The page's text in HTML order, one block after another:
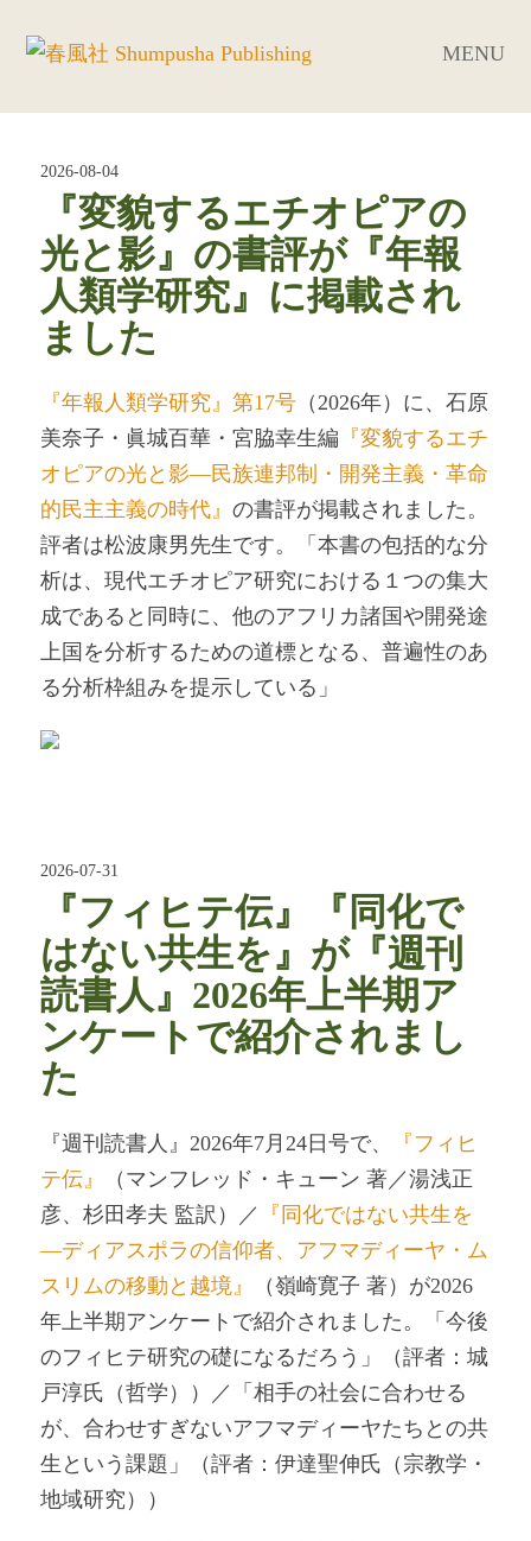
MENU
2026-08-04
『変貌するエチオピアの
光と影』の書評が『年報
人類学研究』に掲載され
ました
『年報人類学研究』第17号 （2026年）に、石原
美奈子・眞城百華・宮脇幸生編 『変貌するエチ
オピアの光と影―民族連邦制・開発主義・革命
的民主主義の時代』の書評が掲載されました。
評者は松波康男先生です。「本書の包括的な分
析は、現代エチオピア研究における１つの集大
成であると同時に、他のアフリカ諸国や開発途
上国を分析するための道標となる、普遍性のあ
る分析枠組みを提示している」
2026-07-31
『フィヒテ伝』『同化で
はない共生を』が『週刊
読書人』2026年上半期ア
ンケートで紹介されまし
た
『週刊読書人』2026年7月24日号で、
『フィヒ
テ伝』
（マンフレッド・キューン 著／湯浅正
彦、杉田孝夫 監訳）／
『同化ではない共生を
―ディアスポラの信仰者、アフマディーヤ・ム
スリムの移動と越境』
（嶺崎寛子 著）が2026
年上半期アンケートで紹介されました。「今後
のフィヒテ研究の礎になるだろう」（評者：城
戸淳氏（哲学））／「相手の社会に合わせる
が、合わせすぎないアフマディーヤたちとの共
生という課題」（評者：伊達聖伸氏（宗教学・
地域研究））